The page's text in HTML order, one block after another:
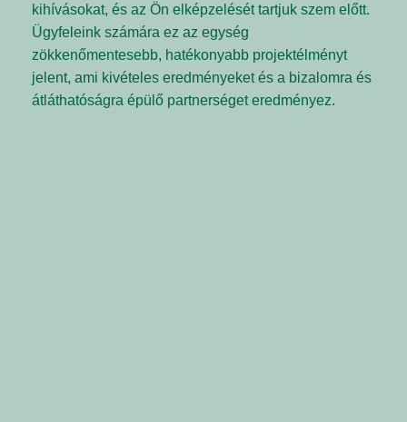
kihívásokat, és az Ön elképzelését tartjuk szem előtt.
Ügyfeleink számára ez az egység
zökkenőmentesebb, hatékonyabb projektélményt
jelent, ami kivételes eredményeket és a bizalomra és
átláthatóságra épülő partnerséget eredményez.